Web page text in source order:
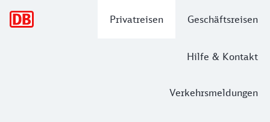
Privatreisen Geschäftsreisen
Hilfe & Kontakt
Verkehrsmeldungen